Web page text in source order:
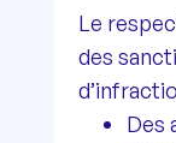
Le
des
Des